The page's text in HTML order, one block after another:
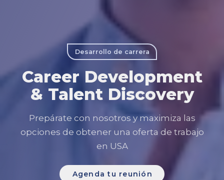
Desarrollo de carrera
Career Development
& Talent Discovery
Prepárate con nosotros y maximiza las
opciones de obtener una oferta de trabajo
en USA
Agenda tu reunión